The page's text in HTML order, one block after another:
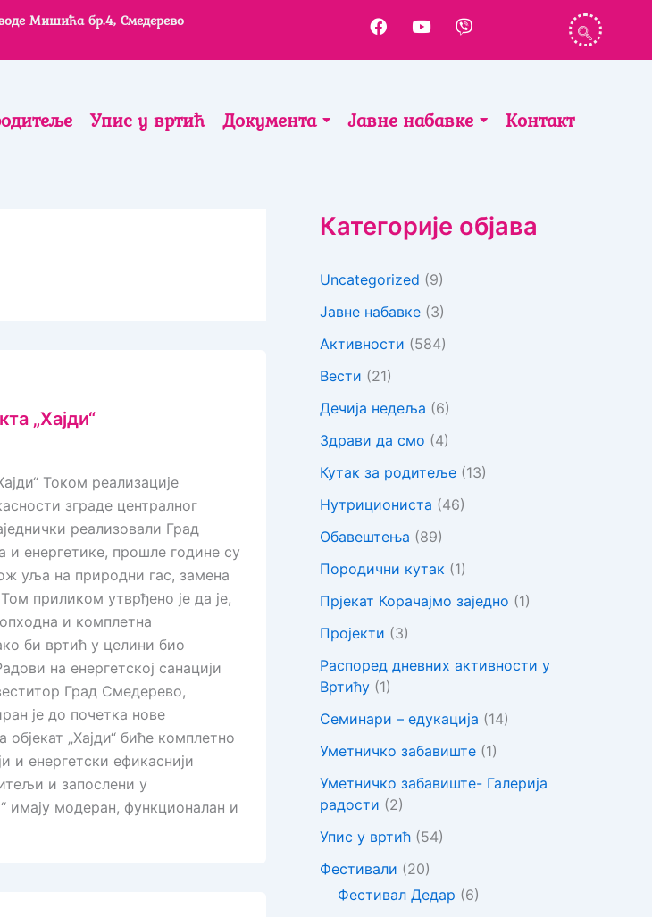
Мишића бр.4, Смедерево
F
a
o
Y
o
e
V
i
Упис у вртић Документа Јавне набавке Контакт
„Хајди“
Током реализације
зграде централног
реализовали Град
енергетике, прошле године су
уља на природни гас, замена
приликом утврђено је да је,
и комплетна
би вртић у целини био
на енергетској санацији
Град Смедерево,
је до почетка нове
„Хајди“ биће комплетно
и енергетски ефикаснији
и запослени у
имају модеран, функционалан и
Категорије објава
Uncategorized (9)
Јавне набавке (3)
Активности (584)
Вести (21)
Дечија недеља (6)
Здрави да смо (4)
Кутак за родитеље (13)
Нутрициониста (46)
Обавештења (89)
Породични кутак (1)
Прјекат Корачајмо заједно (1)
Пројекти (3)
Распоред дневних активности у
Вртићу (1)
Семинари – едукација (14)
Уметничко забавиште (1)
Уметничко забавиште- Галерија
радости (2)
Упис у вртић (54)
Фестивали (20)
Фестивал Дедар (6)